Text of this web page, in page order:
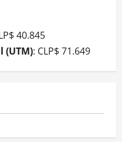
40.845
(UTM): CLP$ 71.649